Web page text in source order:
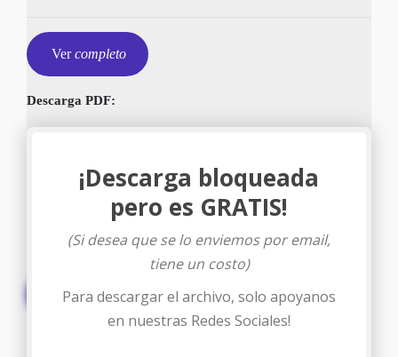
Vercompleto
Descarga PDF:
Descargar
¡Descarga bloqueada
pero es GRATIS!
(Si desea que se lo enviemos por email,
tiene un costo)
Para descargar el archivo, solo apoyanos
en nuestras Redes Sociales!